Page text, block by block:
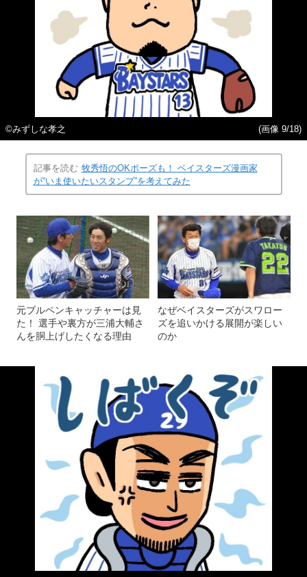
©みずしな孝之 (画像 9/18)
記事を読む 牧秀悟のOKポーズも！ ベイスターズ漫画家
が“いま使いたいスタンプ”を考えてみた
元ブルペンキャッチャーは見
た！ 選手や裏方が三浦大輔さ
んを胴上げしたくなる理由
なぜベイスターズがスワロー
ズを追いかける展開が楽しい
のか